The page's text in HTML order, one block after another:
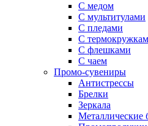
С медом
С мультитулами
С пледами
С
С флешками
С чаем
Промо-сувениры
Антистрессы
Брелки
Зеркала
Металлические